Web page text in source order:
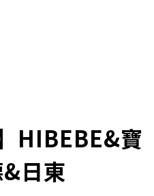
HIBEBE&寶
日東